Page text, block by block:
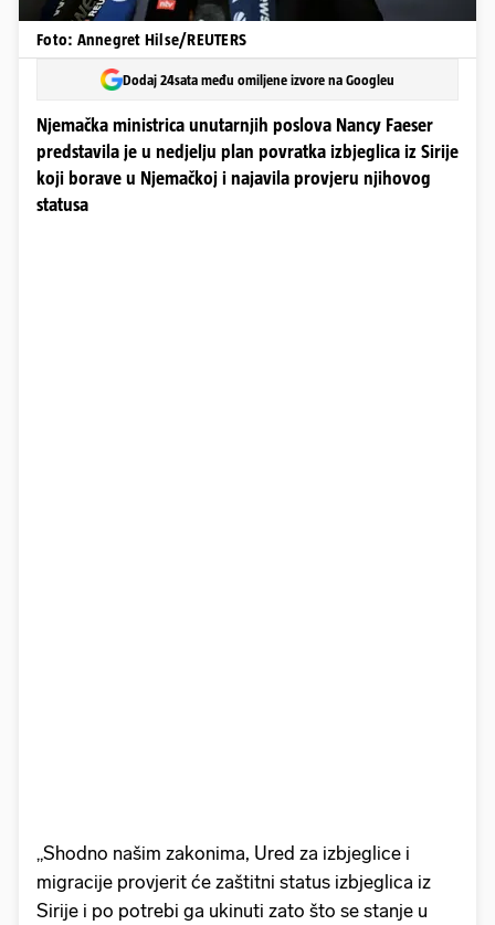
Foto: Annegret Hilse/REUTERS
Dodaj 24sata među omiljene izvore na Googleu
Njemačka ministrica unutarnjih poslova Nancy Faeser
predstavila je u nedjelju plan povratka izbjeglica iz Sirije
koji borave u Njemačkoj i najavila provjeru njihovog
statusa
„Shodno našim zakonima, Ured za izbjeglice i
migracije provjerit će zaštitni status izbjeglica iz
Sirije i po potrebi ga ukinuti zato što se stanje u